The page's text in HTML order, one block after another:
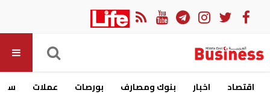
اقتصاد اخبار بنوك ومصارف بورصات عملات